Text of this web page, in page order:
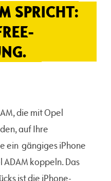
SPRICHT:
die mit Opel
auf Ihre
ein gängiges iPhone
koppeln. Das
ist die iPhone-